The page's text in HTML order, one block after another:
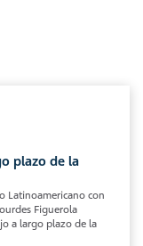
plazo de la
Latinoamericano con
Figuerola
a largo plazo de la